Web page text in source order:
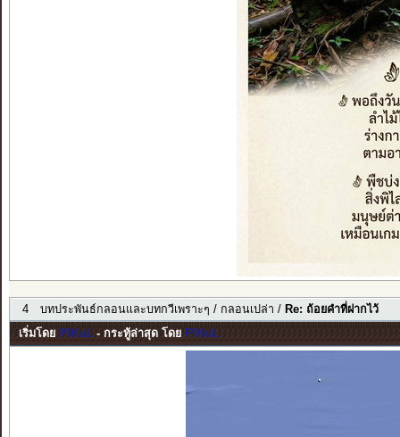
4 บทประพันธ์กลอนและบทกวีเพราะๆ / กลอนเปล่า / Re: ถ้อยคำที่ฝากไว้
เริ่มโดย PIKuL- กระทู้ล่าสุด โดย PIKuL